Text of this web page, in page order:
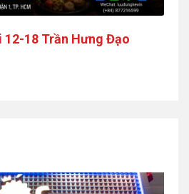
12-18 Trần Hưng Đạo